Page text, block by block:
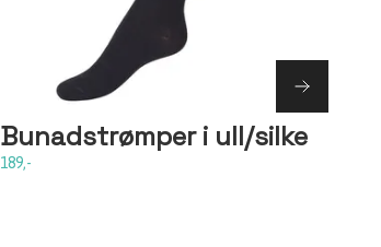
Bunadstrømper i ull/silke
189,-